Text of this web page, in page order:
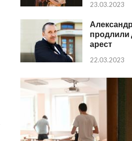
23.03.2023
арест
22.03.2023